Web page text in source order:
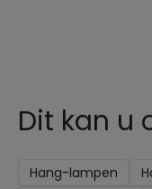
Dit kan u
Hang-lampen